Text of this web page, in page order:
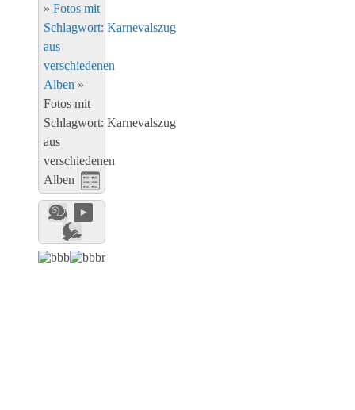
» Fotos mit
Schlagwort: Karnevalszug
aus
verschiedenen
Alben »
Fotos mit
Schlagwort: Karnevalszug
aus
verschiedenen
Alben